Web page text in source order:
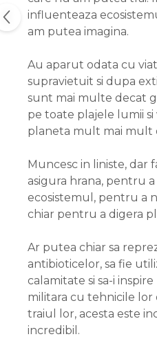
influenteaza
am putea imagina.
Au aparut odata cu
supravietuit si dupa
sunt mai multe decat
pe toate plajele lumii si
planeta mult mai mult
Muncesc in liniste, dar
asigura hrana, pentru
ecosistemul, pentru a
chiar pentru a digera
Ar putea chiar sa
antibioticelor, sa fie
calamitate si sa-i
militara cu tehnicile lor
traiul lor, acesta este
incredibil.